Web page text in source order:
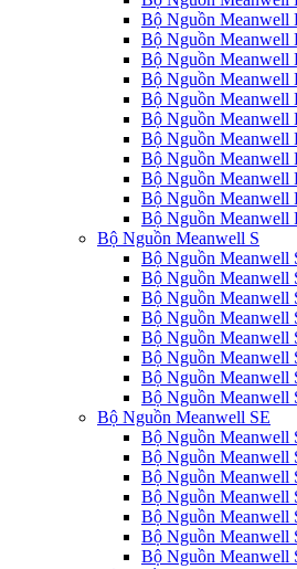
Bộ Nguồn Meanwell
Bộ Nguồn Meanwell
Bộ Nguồn Meanwell
Bộ Nguồn Meanwell
Bộ Nguồn Meanwell
Bộ Nguồn Meanwell
Bộ Nguồn Meanwell
Bộ Nguồn Meanwell
Bộ Nguồn Meanwell
Bộ Nguồn Meanwell
Bộ Nguồn Meanwell
Bộ Nguồn Meanwell S
Bộ Nguồn Meanwell
Bộ Nguồn Meanwell
Bộ Nguồn Meanwell
Bộ Nguồn Meanwell
Bộ Nguồn Meanwell
Bộ Nguồn Meanwell
Bộ Nguồn Meanwell
Bộ Nguồn Meanwell
Bộ Nguồn Meanwell SE
Bộ Nguồn Meanwell
Bộ Nguồn Meanwell
Bộ Nguồn Meanwell
Bộ Nguồn Meanwell
Bộ Nguồn Meanwell
Bộ Nguồn Meanwell
Bộ Nguồn Meanwell